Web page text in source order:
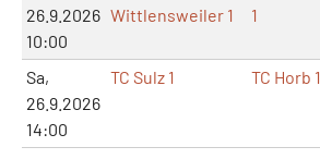
26.9.2026
10:00
Wittlensweiler 1
1
Sa,
26.9.2026
14:00
TC Sulz 1 TC Horb 1